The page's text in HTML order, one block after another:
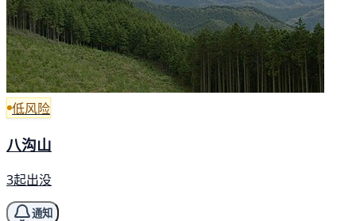
低风险
八沟山
3起出没
通知